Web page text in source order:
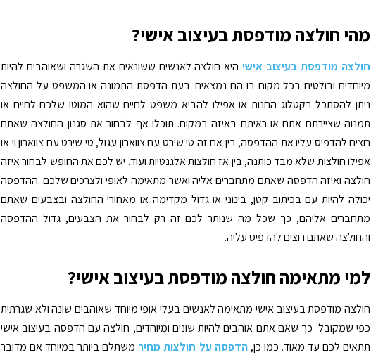
מהי חולצה מודפסת בעיצוב אישי?
חולצה מודפסת בעיצוב אישי היא חולצה לאנשים ששונאים את השגרה ושאוהבים להיות
מיוחדים ובולטים בכל מקום בו הם נמצאים. בעת הדפסת התמונה או המשפט על החולצה
ניתן להסתכל בקטלוג החנות או אפילו להביא משפט לחיים שהוא המוטו שלכם לחיים או
תמנוה שציירתם אתם או ראיתם באיזה במקום. תוכלו אף לבחור את סגנון החולצה שאתם
רוצים להדפיס עליו את ההדפסה, בין אם זה טי שירט עם צווארון עגול, טי שירט עם צווארון וי או
אפילו חולצות שלא מבד כותנה, בין אז חולצות אלגנטיות ועוד. יש לכם את החופש לבחור איזה
חולצה ואיזה הדפסה שאתם מתחברים אליה ואשר מתאימה לאופי ולצרכים שלכם. ההדפסה
יכולה להיות עם בכיתוב קטן, בינוני או גדול מקדימה או מאחורי החולצה ובצבעים שאתם
מתחברים אליהם, כך שכל מה שנותר לכם זה רק לבחור את הצבעים, גדול ההדפסה
והחולצה שאתם רוצים להדפיס עליה.
למי מתאימה חולצה מודפסת בעיצוב אישי?
חולצה מודפסת בעיצוב אישי מתאימה לאנשים בעלי אופי מיוחד שאוהבים שונה ולא שגרתית
כפי שמקובל. כך שאם אתם אוהבים להיות שונים ומיוחדים, חולצה עם הדפסה בעיצוב אישי
תתאים לכם עד מאוד. כמו כן,הדפסה על חולצות מחיר משתלם ביותר במיוחד אם מדובר